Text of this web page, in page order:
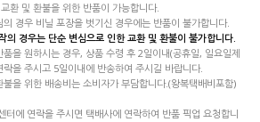
환 및 환불을 위한 반품이 가능합니다.
의 경우 비닐 포장을 벗기신 경우에는 반품이 불가합니다.
의 경우는 단순 변심으로 인한 교환 및 환불이 불가합니다.
품을 원하시는 경우, 상품 수령 후 2일이내(공휴일, 일요일제
락을 주시고 5일이내에 반송하여 주시길 바랍니다.
불을 위한 배송비는 소비자가 부담합니다.(왕복택배비포함)
터에 연락을 주시면 택배사에 연락하여 반품 픽업 요청합니